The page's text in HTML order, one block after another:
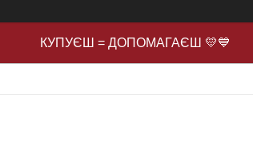
КУПУЄШ = ДОПОМАГАЄШ 💛💙